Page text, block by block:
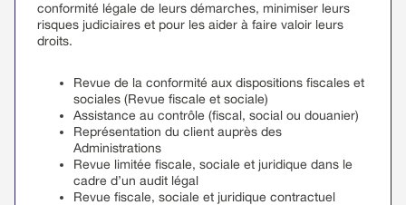
conformité légale de leurs démarches, minimiser leurs
risques judiciaires et pour les aider à faire valoir leurs
droits.
Revue de la conformité aux dispositions fiscales et
sociales (Revue fiscale et sociale)
Assistance au contrôle (fiscal, social ou douanier)
Représentation du client auprès des
Administrations
Revue limitée fiscale, sociale et juridique dans le
cadre d’un audit légal
Revue fiscale, sociale et juridique contractuel